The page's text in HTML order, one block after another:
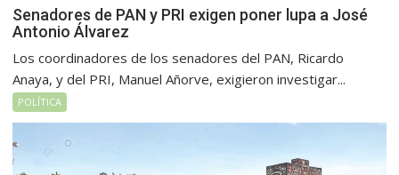
Senadores de PAN y PRI exigen poner lupa a José
Antonio Álvarez
Los coordinadores de los senadores del PAN, Ricardo
Anaya, y del PRI, Manuel Añorve, exigieron investigar...
POLÍTICA